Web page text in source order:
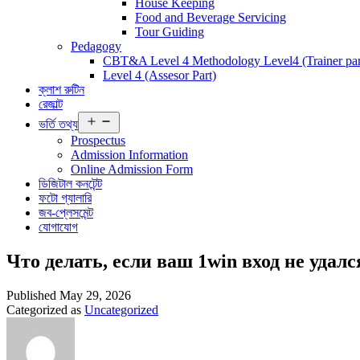
House Keeping
Food and Beverage Servicing
Tour Guiding
Pedagogy
CBT&A Level 4 Methodology Level4 (Trainer
Level 4 (Assesor Part)
ক্লাশ রুটিন
রেজাল্ট
ভর্তি তথ্য
menu
Prospectus
Admission Information
Online Admission Form
ডিজিটাল কনটেন্ট
ফটো গ্যালারি
জব-প্লেসমেন্ট
যোগাযোগ
Что делать, если ваш 1win вход не
Published May 29, 2026
Categorized as Uncategorized